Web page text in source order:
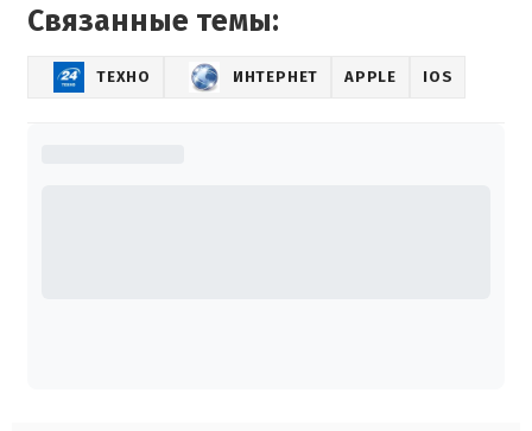
Связанные темы:
ТЕХНО ИНТЕРНЕТ APPLE IOS